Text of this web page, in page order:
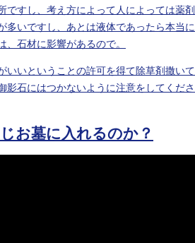
ですし、考え方によって人によっては薬剤
多いですし、あとは液体であったら本当に
石材に影響があるので。
いいということの許可を得て除草剤撒いて
影石にはつかないように注意をしてくださ
お墓に入れるのか？